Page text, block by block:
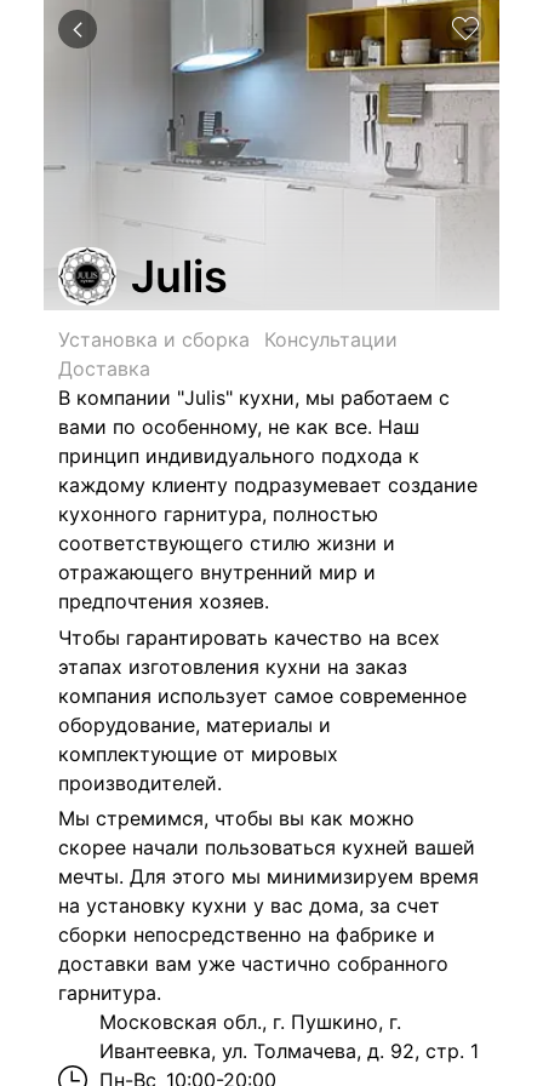
Julis
Установка и сборка
Консультации
Доставка
В компании "Julis" кухни, мы работаем с
вами по особенному, не как все. Наш
принцип индивидуального подхода к
каждому клиенту подразумевает создание
кухонного гарнитура, полностью
соответствующего стилю жизни и
отражающего внутренний мир и
предпочтения хозяев.
Чтобы гарантировать качество на всех
этапах изготовления кухни на заказ
компания использует самое современное
оборудование, материалы и
комплектующие от мировых
производителей.
Мы стремимся, чтобы вы как можно
скорее начали пользоваться кухней вашей
мечты. Для этого мы минимизируем время
на установку кухни у вас дома, за счет
сборки непосредственно на фабрике и
доставки вам уже частично собранного
гарнитура.
Московская обл., г. Пушкино, г.
Ивантеевка, ул. Толмачева, д. 92, стр. 1
Пн-Вс 10:00-20:00